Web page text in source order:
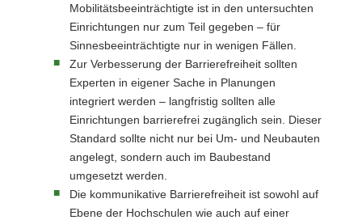
Mobilitätsbeeinträchtigte ist in den untersuchten
Einrichtungen nur zum Teil gegeben – für
Sinnesbeeinträchtigte nur in wenigen Fällen.
Zur Verbesserung der Barrierefreiheit sollten
Experten in eigener Sache in Planungen
integriert werden – langfristig sollten alle
Einrichtungen barrierefrei zugänglich sein. Dieser
Standard sollte nicht nur bei Um- und Neubauten
angelegt, sondern auch im Baubestand
umgesetzt werden.
Die kommunikative Barrierefreiheit ist sowohl auf
Ebene der Hochschulen wie auch auf einer